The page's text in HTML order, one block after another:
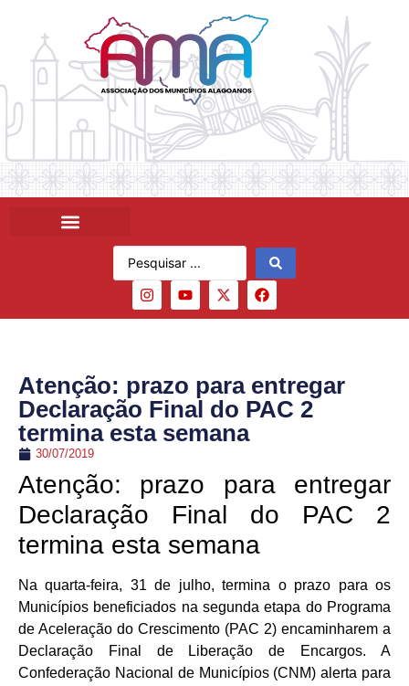
Atenção: prazo para entregar
Declaração Final do PAC 2
termina esta semana
30/07/2019
Atenção: prazo para entregar
Declaração Final do PAC 2
termina esta semana
Na quarta-feira, 31 de julho, termina o prazo para os
Municípios beneficiados na segunda etapa do Programa
de Aceleração do Crescimento (PAC 2) encaminharem a
Declaração Final de Liberação de Encargos. A
Confederação Nacional de Municípios (CNM) alerta para